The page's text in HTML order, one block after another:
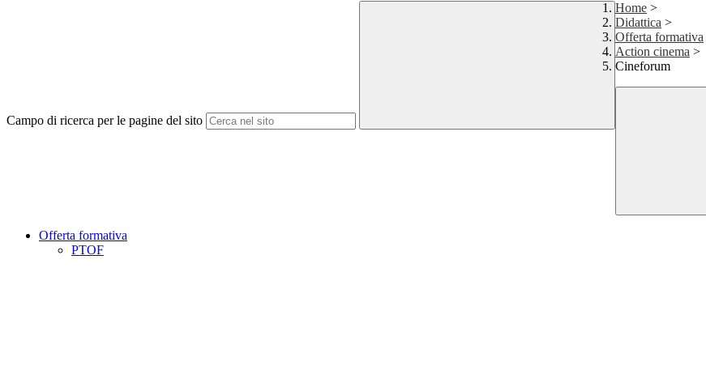
Campo di ricerca per le pagine del sito
Home >
Didattica >
Offerta formativa
Action cinema >
Cineforum
Offerta formativa
PTOF